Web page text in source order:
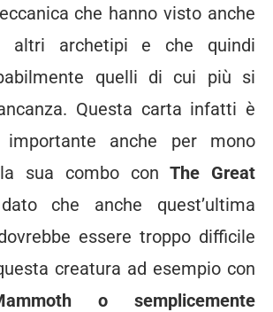
che hanno visto anche
altri archetipi e che quindi
quelli di cui più si
Questa carta infatti è
anche per mono
sua combo conThe Great
che anche quest’ultima
essere troppo difficile
creatura ad esempio con
o semplicemente